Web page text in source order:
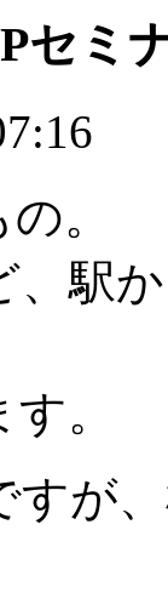
セミ
。
、駅
。
すが